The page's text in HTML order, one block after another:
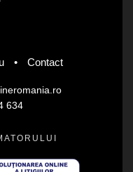
• Contact
634